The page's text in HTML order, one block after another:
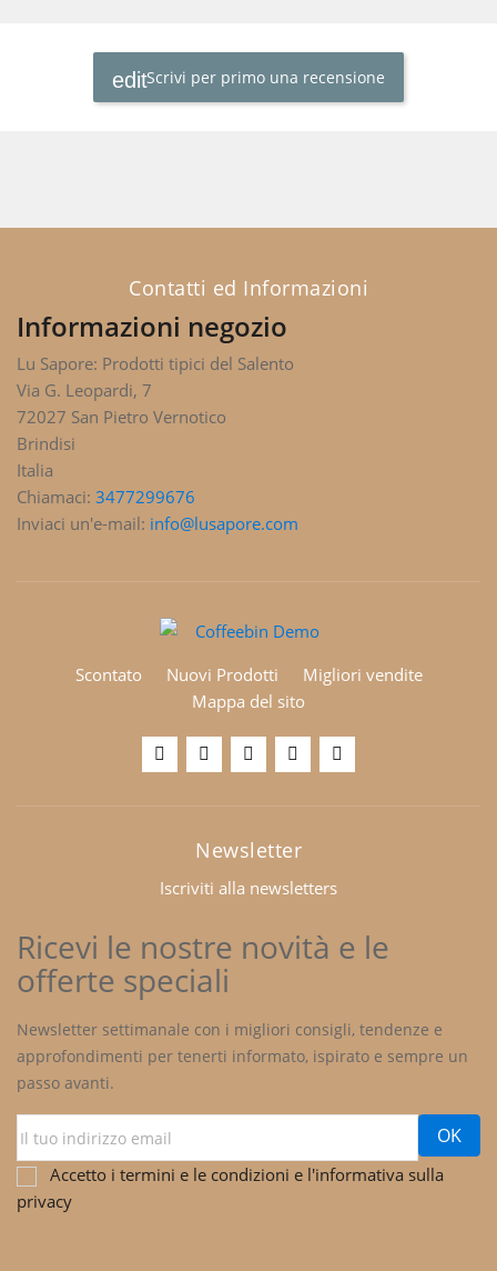
Scrivi per primo una recensione
Contatti ed Informazioni
Informazioni negozio
Lu Sapore: Prodotti tipici del Salento
Via G. Leopardi, 7
72027 San Pietro Vernotico
Brindisi
Italia
Chiamaci: 3477299676
Inviaci un'e-mail: info@lusapore.com
Scontato Nuovi Prodotti
Migliori vendite
Mappa del sito
Newsletter
Iscriviti alla newsletters
Ricevi le nostre novità e le
offerte speciali
Newsletter settimanale con i migliori consigli, tendenze e
approfondimenti per tenerti informato, ispirato e sempre un
passo avanti.
Accetto i termini e le condizioni e l'informativa sulla
privacy